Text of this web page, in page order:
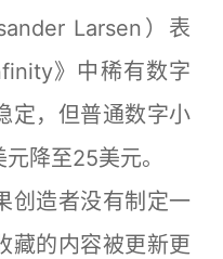
Larsen）表
》中稀有数字
定，但普通数字小
降至25美元。
造者没有制定一
藏的内容被更新更